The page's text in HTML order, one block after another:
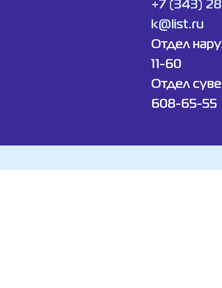
+7 (343)
k@list.ru
Отдел
11-60
Отдел
608-65-55